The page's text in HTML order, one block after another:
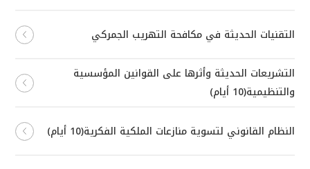
التقنيات الحديثة في مكافحة التهريب الجمركي
التشريعات الحديثة وأثرها على القوانين المؤسسية
والتنظيمية(10 أيام)
النظام القانوني لتسوية منازعات الملكية الفكرية(10 أيام)